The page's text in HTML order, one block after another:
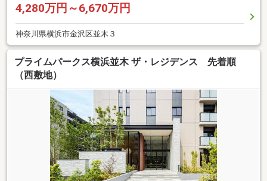
4,280万円～6,670万円
神奈川県横浜市金沢区並木３
プライムパークス横浜並木 ザ・レジデンス 先着順
（西敷地）